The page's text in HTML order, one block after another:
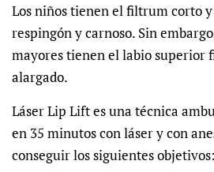
Los niños tienen el filtrum corto
respingón y carnoso. Sin
mayores tienen el labio superior
alargado.
Láser Lip Lift es una técnica
en 35 minutos con láser y con
conseguir los siguientes objetivos: